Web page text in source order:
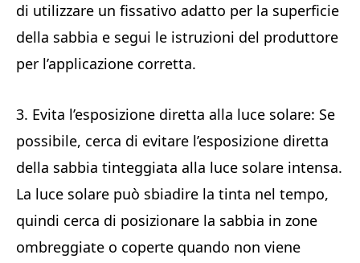
di utilizzare un fissativo adatto per la superficie
della sabbia e segui le istruzioni del produttore
per l’applicazione corretta.
3. Evita l’esposizione diretta alla luce solare: Se
possibile, cerca di evitare l’esposizione diretta
della sabbia tinteggiata alla luce solare intensa.
La luce solare può sbiadire la tinta nel tempo,
quindi cerca di posizionare la sabbia in zone
ombreggiate o coperte quando non viene